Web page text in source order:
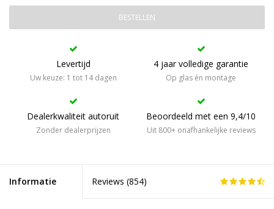
BESTELLEN
Levertijd
Uw keuze: 1 tot 14 dagen
4 jaar volledige garantie
Op glas én montage
Dealerkwaliteit autoruit
Zonder dealerprijzen
Beoordeeld met een 9,4/10
Uit 800+ onafhankelijke reviews
Informatie Reviews (854)